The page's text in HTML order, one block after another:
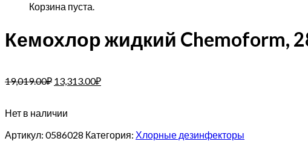
Корзина пуста.
Кемохлор жидкий Chemoform,
19,019.00₽ 13,313.00₽
Нет в наличии
Артикул: 0586028 Категория: Хлорные дезинфекторы